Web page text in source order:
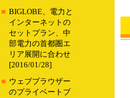
■ BIGLOBE、電力と
インターネットの
セットプラン、中
部電力の首都圏エ
リア展開に合わせ
[2016/01/28]
■ ウェブブラウザー
のプライベートブ